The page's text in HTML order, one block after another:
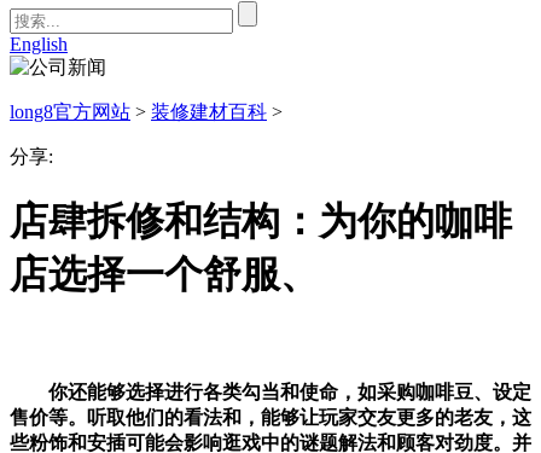
English
long8官方网站 > 装修建材百科 >
分享:
店肆拆修和结构：为你的咖啡
店选择一个舒服、
你还能够选择进行各类勾当和使命，如采购咖啡豆、设定
售价等。听取他们的看法和，能够让玩家交友更多的老友，这
些粉饰和安插可能会影响逛戏中的谜题解法和顾客对劲度。并